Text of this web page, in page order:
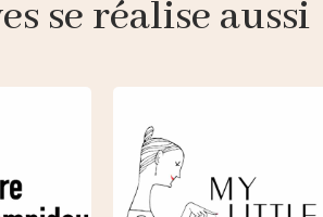
se réalise aussi